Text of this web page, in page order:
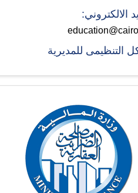
الالكتروني:
التنظيمى للمديرية